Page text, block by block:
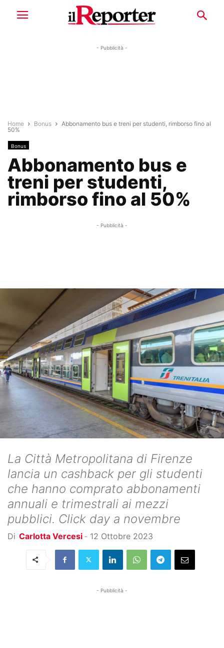
- Pubblicità -
Home Bonus
Abbonamento bus e treni per studenti, rimborso fino al
50%
Bonus
Abbonamento bus e
treni per studenti,
rimborso fino al 50%
- Pubblicità -
La Città Metropolitana di Firenze
lancia un cashback per gli studenti
che hanno comprato abbonamenti
annuali e trimestrali ai mezzi
pubblici. Click day a novembre
Di Carlotta Vercesi - 12 Ottobre 2023
- Pubblicità -